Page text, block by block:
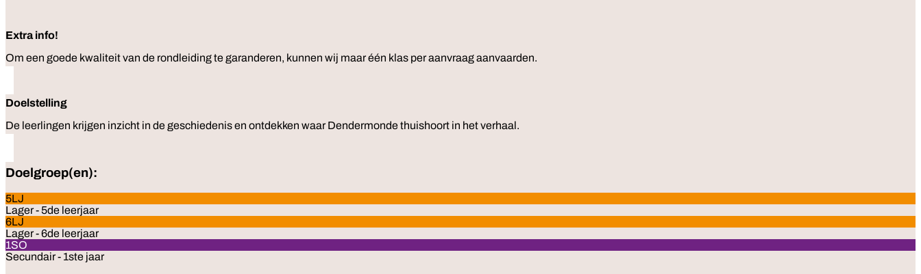
Extra info!
Om een goede kwaliteit van de rondleiding te garanderen, kunnen wij maar één klas per aanvraag aanvaarden.
Doelstelling
De leerlingen krijgen inzicht in de geschiedenis en ontdekken waar Dendermonde thuishoort in het verhaal.
Doelgroep(en):
5LJ
Lager - 5de leerjaar
6LJ
Lager - 6de leerjaar
1SO
Secundair - 1ste jaar